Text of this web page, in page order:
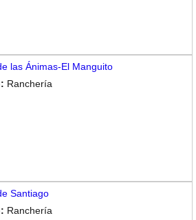
las Ánimas-El Manguito
Ranchería
Santiago
Ranchería